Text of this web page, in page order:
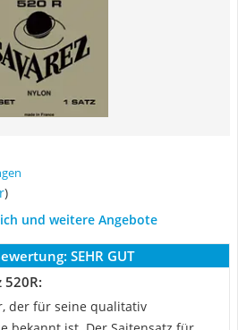
)
und weitere Angebote
SEHR GUT
520R:
der für seine qualitativ